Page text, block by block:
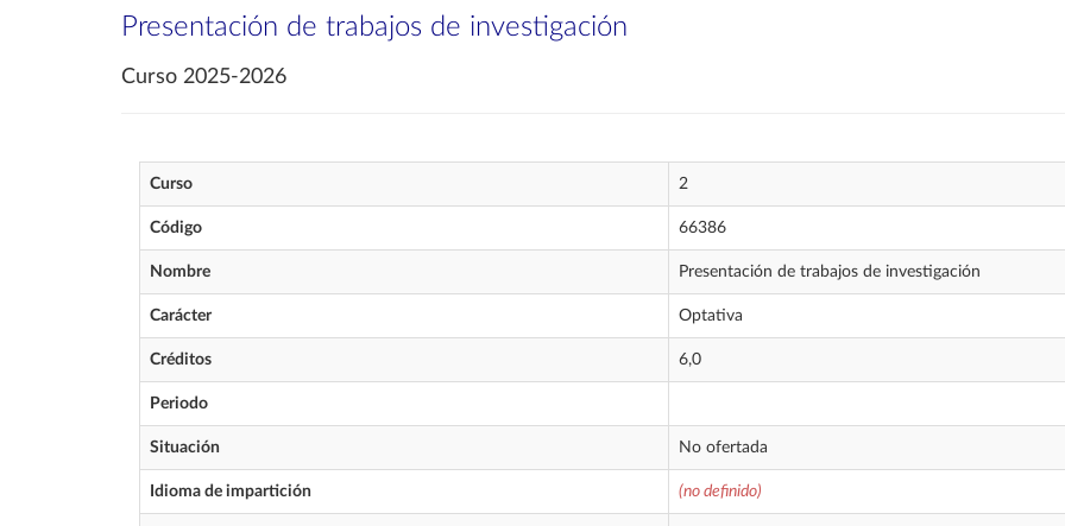
Presentación de trabajos de investigación
Curso 2025-2026
Curso 2
Código 66386
Nombre Presentación de trabajos de investigación
Carácter Optativa
Créditos 6,0
Periodo
Situación No ofertada
Idioma de impartición (no definido)